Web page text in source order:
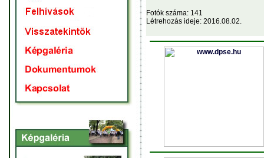
Fotók száma: 141
Létrehozás ideje: 2016.08.02.